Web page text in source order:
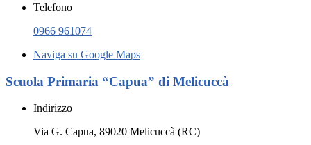
Telefono
0966 961074
Naviga su Google Maps
Scuola Primaria “Capua” di Melicuccà
Indirizzo
Via G. Capua, 89020 Melicuccà (RC)